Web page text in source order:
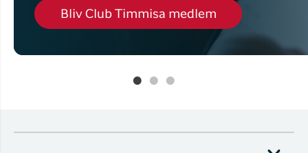
Bliv Club Timmisa medlem